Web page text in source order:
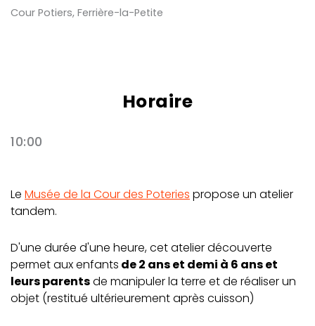
Cour Potiers, Ferrière-la-Petite
Horaire
10:00
Le Musée de la Cour des Poteries propose un atelier
tandem.
D'une durée d'une heure, cet atelier découverte
permet aux enfants de 2 ans et demi à 6 ans et
leurs parentsde manipuler la terre et de réaliser un
objet (restitué ultérieurement après cuisson)